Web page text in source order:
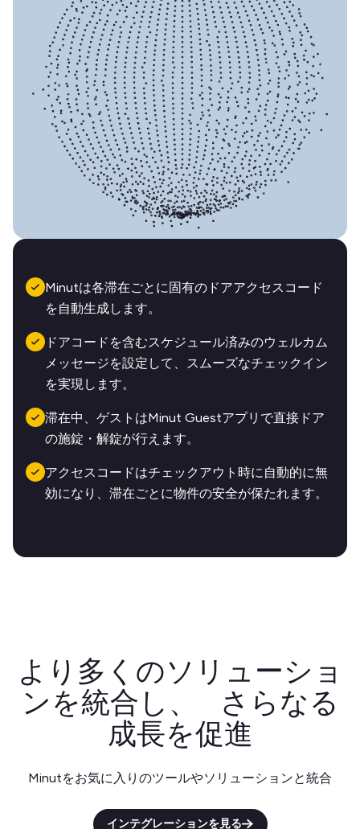
Minutは各滞在ごとに固有のドアアクセスコード
を自動生成します。
ドアコードを含むスケジュール済みのウェルカム
メッセージを設定して、スムーズなチェックイン
を実現します。
滞在中、ゲストはMinut Guestアプリで直接ドア
の施錠・解錠が行えます。
アクセスコードはチェックアウト時に自動的に無
効になり、滞在ごとに物件の安全が保たれます。
より多くのソリューショ
ンを統合し、 さらなる
成長を促進
Minutをお気に入りのツールやソリューションと統合
インテグレーションを見る